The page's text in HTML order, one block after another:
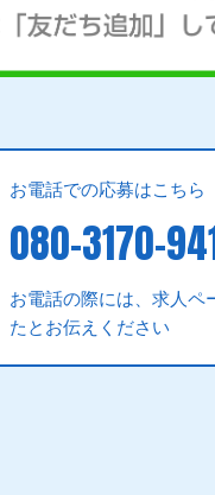
お電話での応募はこちら
080-3170-
お電話の際には、求人ペ
たとお伝えください